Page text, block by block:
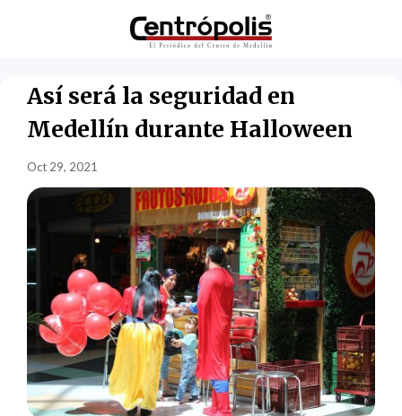
Así será la seguridad en
Medellín durante Halloween
Oct 29, 2021